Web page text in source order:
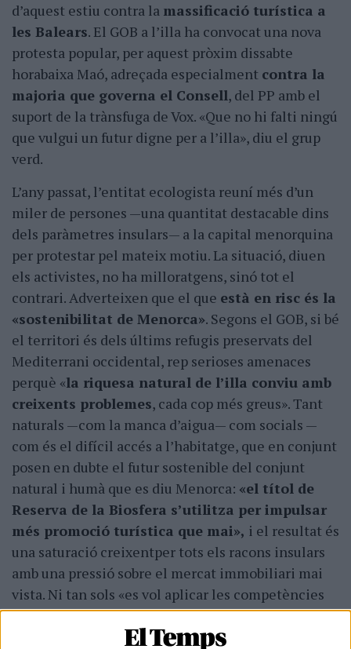
d’aquest estiu contra la massificació turística a
les Balears. El GOB a l’illa ha convocat una nova
protesta popular, per aquest pròxim dissabte
horabaixa Maó, adreçada especialment contra la
majoria que governa el Consell, del PP amb el
suport de la trànsfuga de Vox. «Que no hi falti ningú
que vulgui un futur digne per a l’illa», diu el grup
verd.
L’any passat, l’entitat ecologista reuní més d’un
miler de persones —una quantitat destacable dins
dels paràmetres insulars— a la capital menorquina
per protestar pel mateix motiu. La situació, diuen
els activistes, no ha milloratgens, sinó tot el
contrari. Adverteixen que el que està en risc és la
«sostenibilitat de Menorca». Segons el GOB, si bé
el territori és dels últims refugis preservats del
Mediterrani occidental, rep serioses amenaces
perquè «la riquesa natural de l’illa conviu amb
creixents problemes, cada cop més greus». Tant
naturals —com la manca d’aigua— com socials —
com és el difícil accés a l’habitatge, que en conjunt
posen en dubte el futur sostenible del conjunt
natural i humà que es diu Menorca: «el títol de
Reserva de la Biosfera s’utilitza per impulsar
més promoció turística que mai», i el resultat és
una saturació creixentper tots els racons insulars
amb una pressió sobre el mercat immobiliari mai
vista. Ni tan sols «es vol aplicar les competències
legals (del Consell) per limitar l’accés de vehicles»
durant l’estiu, com han aprovat les altres illes.